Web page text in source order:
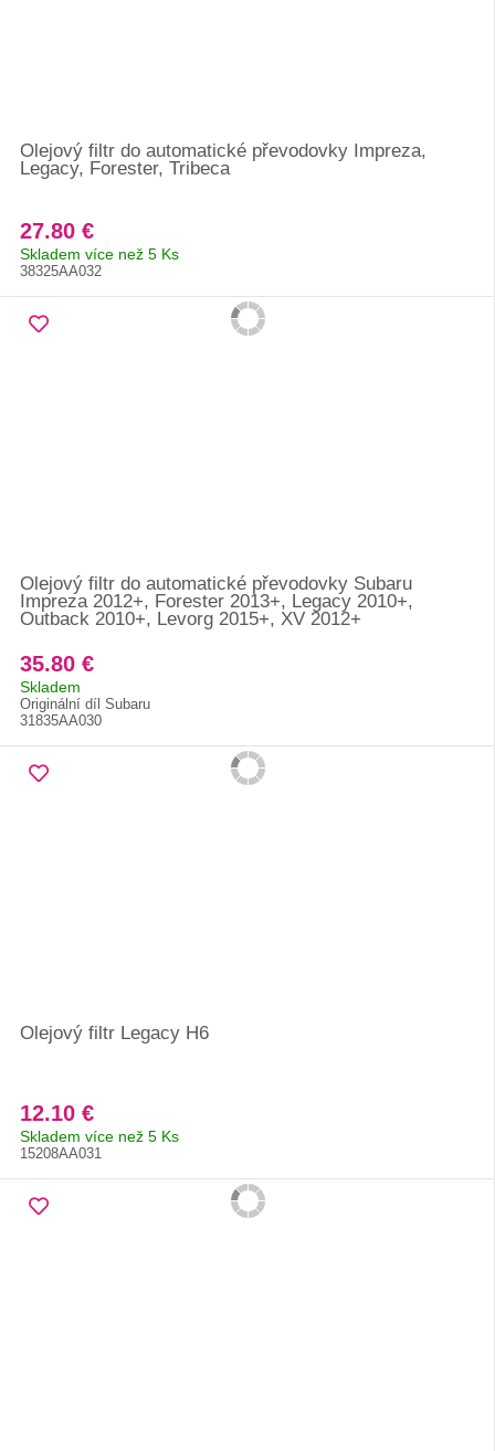
Olejový filtr do automatické převodovky Impreza,
Legacy, Forester, Tribeca
27.80 €
Skladem více než 5 Ks
38325AA032
Olejový filtr do automatické převodovky Subaru
Impreza 2012+, Forester 2013+, Legacy 2010+,
Outback 2010+, Levorg 2015+, XV 2012+
35.80 €
Skladem
Originální díl Subaru
31835AA030
Olejový filtr Legacy H6
12.10 €
Skladem více než 5 Ks
15208AA031